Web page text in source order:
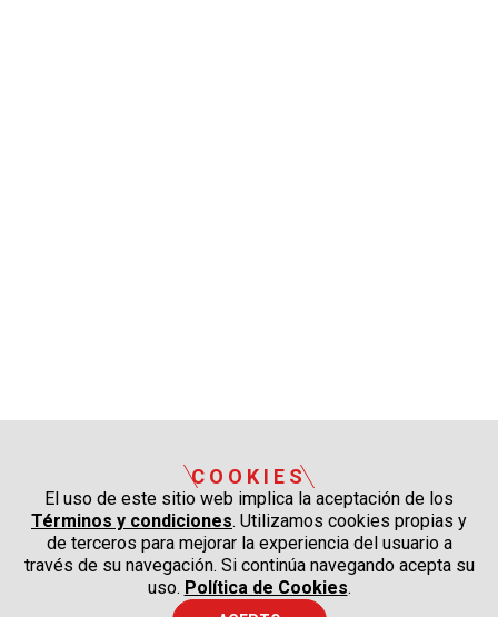
COOKIES
El uso de este sitio web implica la aceptación de los
Términos y condiciones. Utilizamos cookies propias y
de terceros para mejorar la experiencia del usuario a
través de su navegación. Si continúa navegando acepta su
uso. Política de Cookies.